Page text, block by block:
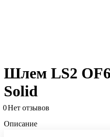
Шлем LS2
Solid
0Нет отзывов
Описание